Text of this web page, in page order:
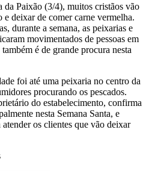
da Paixão (3/4), muitos cristãos vão
e deixar de comer carne vermelha.
durante a semana, as peixarias e
movimentados de pessoas em
é de grande procura nesta
foi até uma peixaria no centro da
procurando os pescados.
do estabelecimento, confirma
nesta Semana Santa, e
os clientes que vão deixar